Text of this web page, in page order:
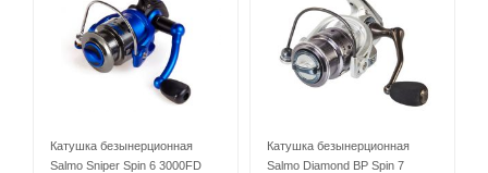
Катушка безынерционная
Salmo Sniper Spin 6 3000FD
Катушка безынерционная
Salmo Diamond BP Spin 7